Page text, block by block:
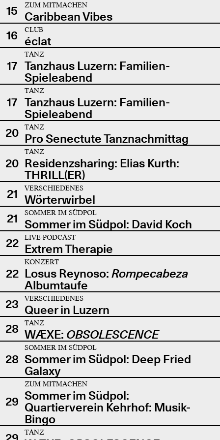
15
ZUM MITMACHEN
Caribbean Vibes
16
CLUB
éclat
17
TANZ
Tanzhaus Luzern: Familien-
Spieleabend
17
TANZ
Tanzhaus Luzern: Familien-
Spieleabend
20
TANZ
Pro Senectute Tanznachmittag
20
TANZ
Residenzsharing: Elias Kurth:
THRILL(ER)
21
VERSCHIEDENES
Wörterwirbel
21
SOMMER IM SÜDPOL
Sommer im Südpol: David Koch
22
LIVE-PODCAST
Extrem Therapie
22
KONZERT
Losus Reynoso: Rompecabeza
Albumtaufe
23
VERSCHIEDENES
Queer in Luzern
28
TANZ
WÆXE: OBSOLESCENCE
28
SOMMER IM SÜDPOL
Sommer im Südpol: Deep Fried
Galaxy
29
ZUM MITMACHEN
Sommer im Südpol:
Quartierverein Kehrhof: Musik-
Bingo
TANZ